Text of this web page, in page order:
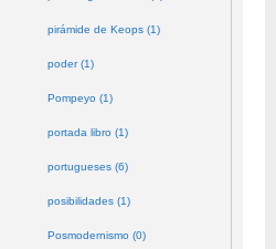
pirámide de Keops (1)
poder (1)
Pompeyo (1)
portada libro (1)
portugueses (6)
posibilidades (1)
Posmodernismo (0)